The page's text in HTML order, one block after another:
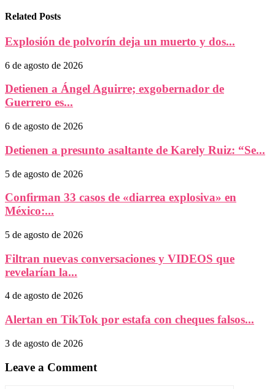
Related Posts
Explosión de polvorín deja un muerto y dos...
6 de agosto de 2026
Detienen a Ángel Aguirre; exgobernador de
Guerrero es...
6 de agosto de 2026
Detienen a presunto asaltante de Karely Ruiz: “Se...
5 de agosto de 2026
Confirman 33 casos de «diarrea explosiva» en
México:...
5 de agosto de 2026
Filtran nuevas conversaciones y VIDEOS que
revelarían la...
4 de agosto de 2026
Alertan en TikTok por estafa con cheques falsos...
3 de agosto de 2026
Leave a Comment